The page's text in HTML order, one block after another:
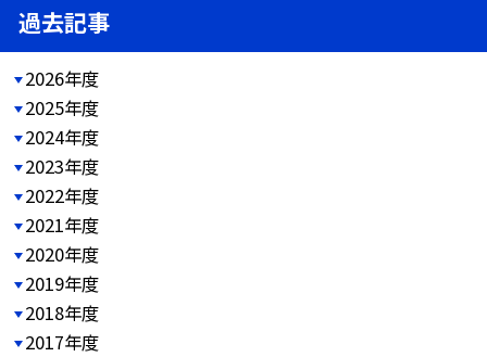
過去記事
2026年度
2025年度
2024年度
2023年度
2022年度
2021年度
2020年度
2019年度
2018年度
2017年度